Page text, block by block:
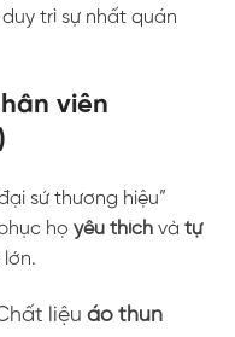
trì sự nhất quán
viên
sứ thương hiệu”
họyêu thích vàtự
liệuáo thun